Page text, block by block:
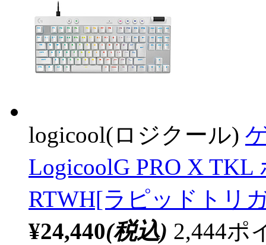
logicool(ロジクール)
LogicoolG PRO X
RTWH[ラピッドトリ
¥24,440(税込) 2,444ポ